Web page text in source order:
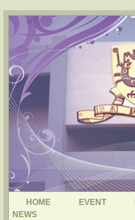
HOME EVENT
NEWS